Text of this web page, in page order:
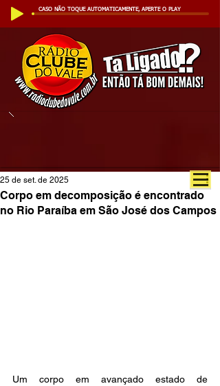
CASO NÃO TOQUE AUTOMATICAMENTE, APERTE O PLAY
Corpo em decomposição é encontrado
no Rio Paraíba em São José dos Campos
25 de set. de 2025
Um corpo em avançado estado de